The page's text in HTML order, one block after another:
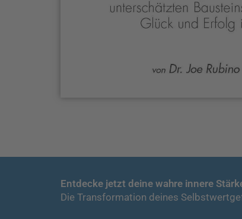
Entdecke jetzt deine wahre innere
Die Transformation deines